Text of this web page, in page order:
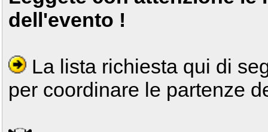
dell'evento !
La lista richiesta qui di
per coordinare le partenze